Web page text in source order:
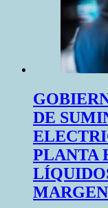
DE
PLANTA